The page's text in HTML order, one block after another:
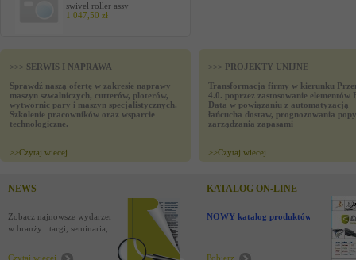
swivel roller assy
1 047,50 zł
>>> SERWIS I NAPRAWA
Sprawdź naszą ofertę w zakresie naprawy
maszyn szwalniczych, cutterów, ploterów,
wytwornic pary i maszyn specjalistycznych.
Szkolenie pracowników oraz wsparcie
technologiczne.
>>Czytaj wiecej
>>> PROJEKTY UNIJNE
Transformacja firmy w kierunku
4.0. poprzez zastosowanie elementów
Data w powiązaniu z automatyzacją
łańcucha dostaw, prognozowania
zarządzania zapasami
>>Czytaj wiecej
NEWS
Zobacz najnowsze wydarzenia
w branży : targi, seminaria,
Czytaj więcej
KATALOG ON-LINE
NOWY katalog produktów !
Pobierz